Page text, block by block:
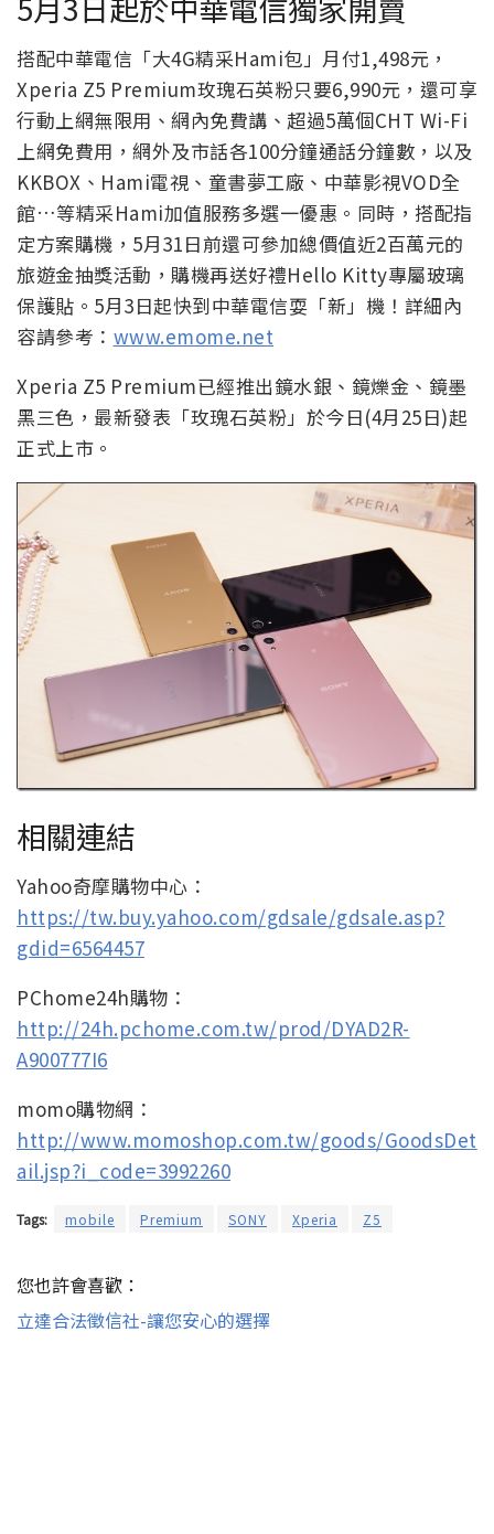
搭配中華電信「大4G精采Hami包」月付1,498元，
Xperia Z5 Premium玫瑰石英粉只要6,990元，還可享
行動上網無限用、網內免費講、超過5萬個CHT Wi-Fi
上網免費用，網外及市話各100分鐘通話分鐘數，以及
KKBOX、Hami電視、童書夢工廠、中華影視VOD全
館…等精采Hami加值服務多選一優惠。同時，搭配指
定方案購機，5月31日前還可參加總價值近2百萬元的
旅遊金抽獎活動，購機再送好禮Hello Kitty專屬玻璃
保護貼。5月3日起快到中華電信耍「新」機！詳細內
容請參考： www.emome.net
Xperia Z5 Premium已經推出鏡水銀、鏡爍金、鏡墨
黑三色，最新發表「玫瑰石英粉」於今日(4月25日)起
正式上市。
相關連結
Yahoo奇摩購物中心：
https://tw.buy.yahoo.com/gdsale/gdsale.asp?
gdid=6564457
PChome24h購物：
http://24h.pchome.com.tw/prod/DYAD2R-
A900777I6
momo購物網：
http://www.momoshop.com.tw/goods/GoodsDet
ail.jsp?i_code=3992260
Tags: mobile Premium SONY Xperia Z5
您也許會喜歡：
立達合法徵信社-讓您安心的選擇